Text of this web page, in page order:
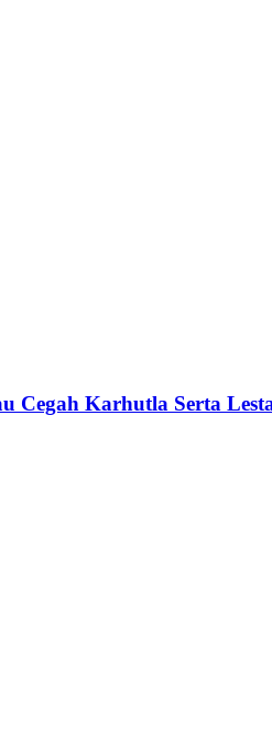
Cegah Karhutla Serta